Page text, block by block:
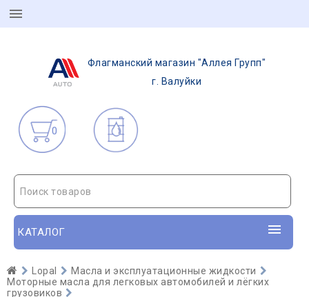
Флагманский магазин "Аллея Групп"
г. Валуйки
0
Поиск товаров
КАТАЛОГ
Lopal
Масла и эксплуатационные жидкости
Моторные масла для легковых автомобилей и лёгких
грузовиков